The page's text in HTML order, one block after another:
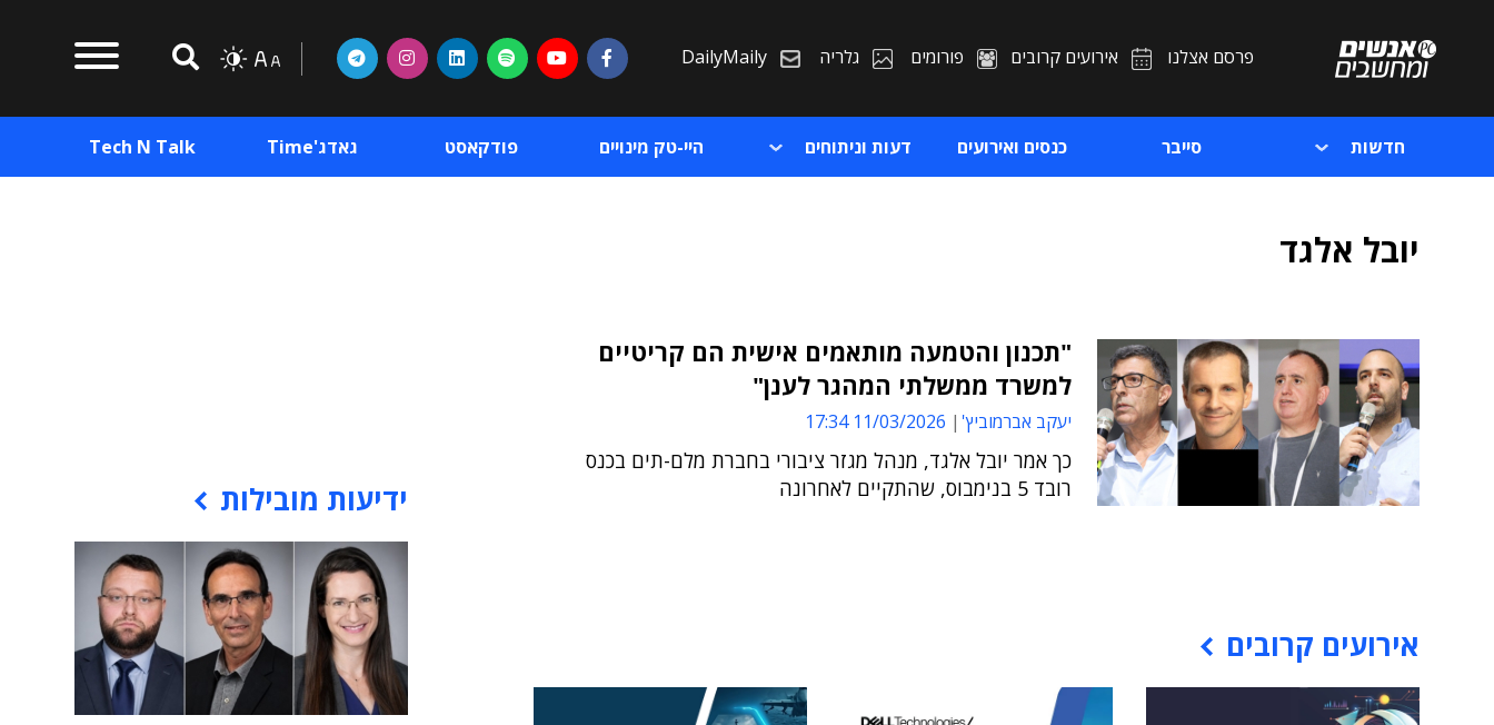
פרסם אצלנו אירועים קרובים פורומים גלריה DailyMaily
חדשות סייבר כנסים ואירועים דעות וניתוחים היי-טק מינויים פודקאסט גאדג'Time Tech N Talk
יובל אלגד
"תכנון והטמעה מותאמים אישית הם קריטיים
למשרד ממשלתי המהגר לענן"
יעקב אברמוביץ' 11/03/2026 17:34
כך אמר יובל אלגד, מנהל מגזר ציבורי בחברת מלם-תים בכנס
רובד 5 בנימבוס, שהתקיים לאחרונה
אירועים קרובים
ידיעות מובילות